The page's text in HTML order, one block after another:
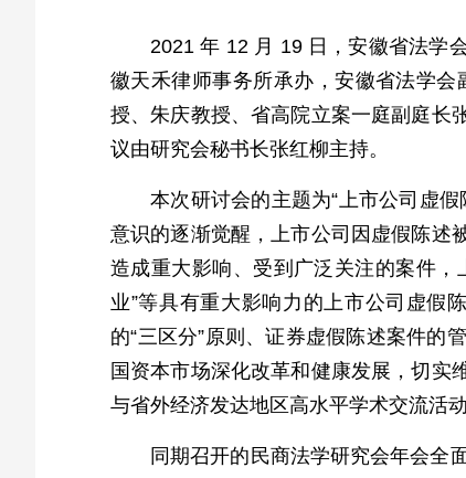
2021 年 12 月 19 日，安徽省法学
徽天禾律师事务所承办，安徽省法学
授、朱庆教授、省高院立案一庭副庭长
议由研究会秘书长张红柳主持。
本次研讨会的主题为“上市公司虚
意识的逐渐觉醒，上市公司因虚假陈述
造成重大影响、受到广泛关注的案件，
业”等具有重大影响力的上市公司虚假
的“三区分”原则、证券虚假陈述案件的
国资本市场深化改革和健康发展，切实
与省外经济发达地区高水平学术交流活
同期召开的民商法学研究会年会全